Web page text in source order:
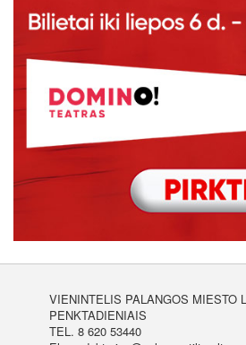
VIENINTELIS PALANGOS MIESTO
PENKTADIENIAIS
TEL. 8 620 53440